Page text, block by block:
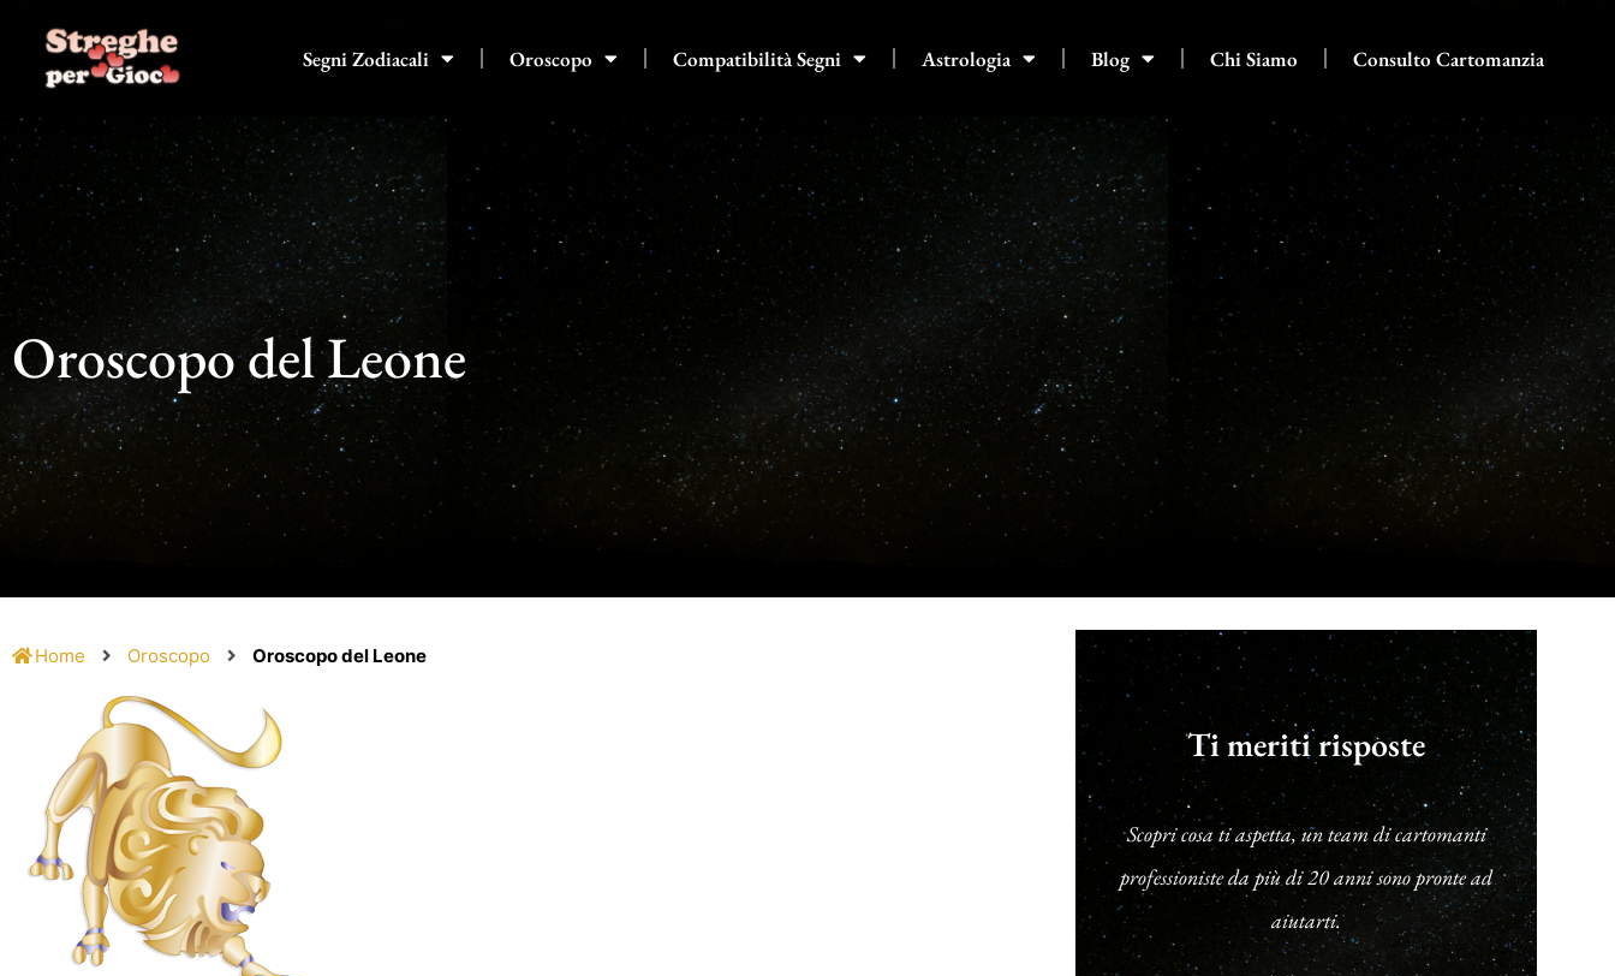
contenuto
Segni Zodiacali Oroscopo Compatibilità Segni Astrologia Blog Chi Siamo Consulto Cartomanzia
Oroscopo del Leone
Home Oroscopo Oroscopo del Leone
Ti meriti risposte
Scopri cosa ti aspetta, un team di cartomanti
professioniste da più di 20 anni sono pronte ad
aiutarti.